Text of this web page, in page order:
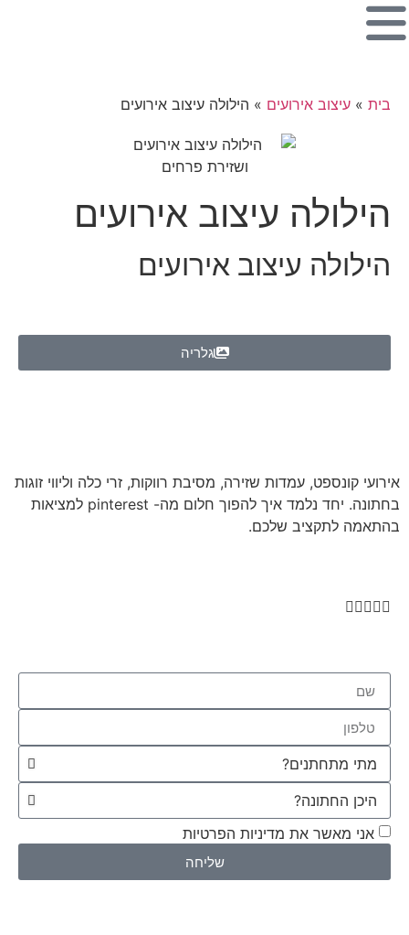
בית » עיצוב אירועים » הילולה עיצוב אירועים
הילולה עיצוב אירועים
הילולה עיצוב אירועים
גלריה
אירועי קונספט, עמדות שזירה, מסיבת רווקות, זרי כלה וליווי זוגות
בחתונה. יחד נלמד איך להפוך חלום מה- pinterest למציאות
בהתאמה לתקציב שלכם.

אני מאשר את מדיניות הפרטיות
שליחה